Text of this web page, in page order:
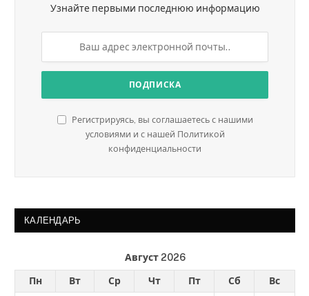
Узнайте первыми последнюю информацию
Регистрируясь, вы соглашаетесь с нашими
условиями и с нашей Политикой
конфиденциальности
КАЛЕНДАРЬ
Август 2026
Пн Вт Ср Чт Пт Сб
Вс